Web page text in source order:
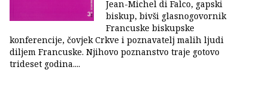
Jean-Michel di Falco, gapski
biskup, bivši glasnogovornik
Francuske biskupske
konferencije, čovjek Crkve i poznavatelj malih ljudi
diljem Francuske. Njihovo poznanstvo traje gotovo
trideset godina....